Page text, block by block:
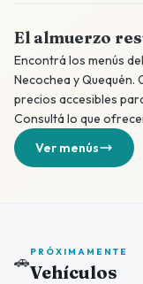
El almuerzo
Encontrá los menús
Necochea y
precios accesibles
Consultá lo que
Ver menús
🚗PRÓXIMAMENTE
Vehículos